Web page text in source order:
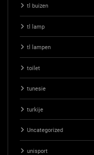
tl buizen
tl lamp
tl lampen
toilet
tunesie
turkije
Uncategorized
unisport